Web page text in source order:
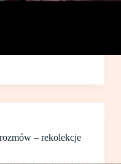
– rekolekcje